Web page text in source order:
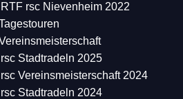
RTF rsc Nievenheim 2022
rsc Stadtradeln 2025
rsc Vereinsmeisterschaft 2024
rsc Stadtradeln 2024